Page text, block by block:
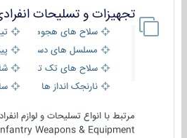
تجهیزات و تسلیحات انفرادی
سلاح های هجومی
مسلسل های دستی
سلاح های تک تیر اندازی
نارنجک انداز ها
مرتبط با انواع تسلیحات و لوازم انفرادی
Infantry Weapons & Equipment